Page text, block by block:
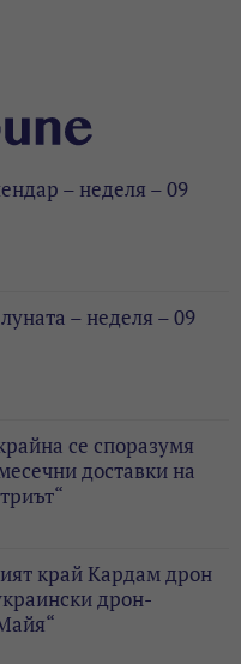
– неделя – 09
– неделя – 09
се споразумя
доставки на
край Кардам дрон
дрон-